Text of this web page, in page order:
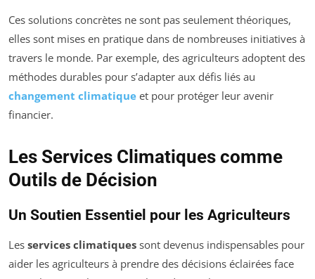
Ces solutions concrètes ne sont pas seulement théoriques,
elles sont mises en pratique dans de nombreuses initiatives à
travers le monde. Par exemple, des agriculteurs adoptent des
méthodes durables pour s’adapter aux défis liés au
changement climatique et pour protéger leur avenir
financier.
Les Services Climatiques comme
Outils de Décision
Un Soutien Essentiel pour les Agriculteurs
Les services climatiques sont devenus indispensables pour
aider les agriculteurs à prendre des décisions éclairées face